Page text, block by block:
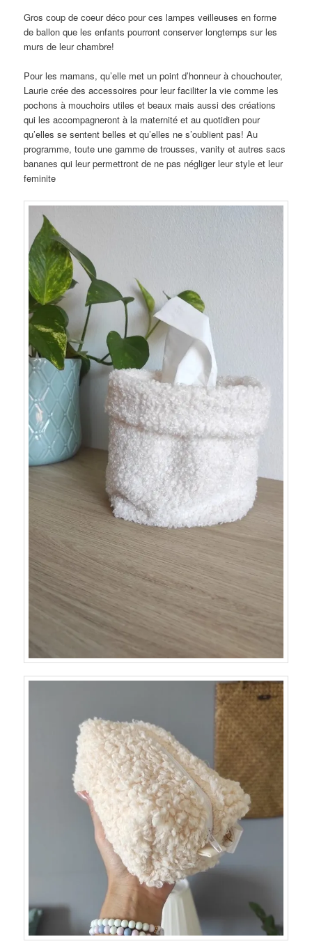
Gros coup de coeur déco pour ces lampes veilleuses en forme
de ballon que les enfants pourront conserver longtemps sur les
murs de leur chambre!
Pour les mamans, qu’elle met un point d’honneur à chouchouter,
Laurie crée des accessoires pour leur faciliter la vie comme les
pochons à mouchoirs utiles et beaux mais aussi des créations
qui les accompagneront à la maternité et au quotidien pour
qu’elles se sentent belles et qu’elles ne s’oublient pas! Au
programme, toute une gamme de trousses, vanity et autres sacs
bananes qui leur permettront de ne pas négliger leur style et leur
feminite